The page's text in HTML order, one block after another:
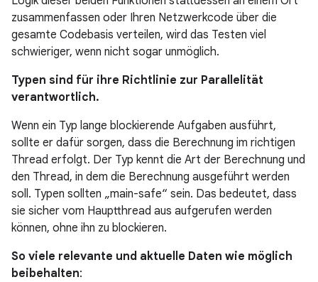
zusammenfassen oder Ihren Netzwerkcode über die
gesamte Codebasis verteilen, wird das Testen viel
schwieriger, wenn nicht sogar unmöglich.
Typen sind für ihre Richtlinie zur Parallelität
verantwortlich.
Wenn ein Typ lange blockierende Aufgaben ausführt,
sollte er dafür sorgen, dass die Berechnung im richtigen
Thread erfolgt. Der Typ kennt die Art der Berechnung und
den Thread, in dem die Berechnung ausgeführt werden
soll. Typen sollten „main-safe“ sein. Das bedeutet, dass
sie sicher vom Hauptthread aus aufgerufen werden
können, ohne ihn zu blockieren.
So viele relevante und aktuelle Daten wie möglich
beibehalten: